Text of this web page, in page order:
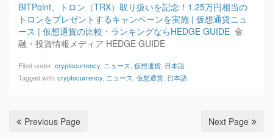
BITPoint、トロン（TRX）取り扱いを記念！1.25万円相当の
トロンをプレゼントするキャンペーンを実施 | 仮想通貨ニュ
ース | 仮想通貨の比較・ランキングならHEDGE GUIDE 金
融・投資情報メディア HEDGE GUIDE
Filed under: cryptocurrency ニュース 仮想通貨 日本語
Tagged with: cryptocurrency ニュース 仮想通貨 日本語
Previous Page Next Page